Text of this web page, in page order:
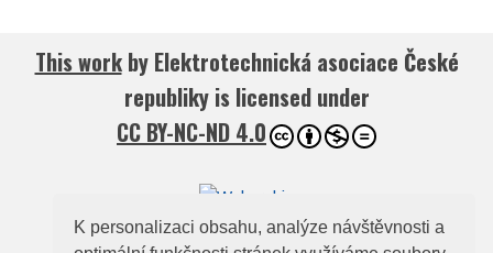
K personalizaci obsahu, analýze návštěvnosti a
This workby Elektrotechnická asociace České
republikyis licensed under
CC BY-NC-ND 4.0